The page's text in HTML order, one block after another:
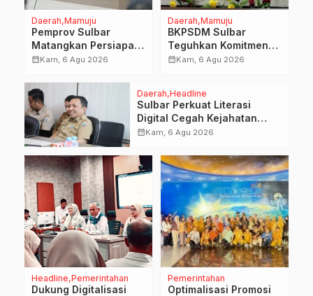
sebagai tindak lanjut
pelaksanaan Rapat
Penyusunan […]
Daerah Mamuju
Pemprov Sulbar
Matangkan Persiapan
HUT Ke-81 RI, Puncak
Ahmad Kirang
calendar_monthKam, 6 Agu 2026
Daerah Mamuju
BKPSDM Sulbar
Teguhkan Komitmen
Pengembangan
Penandatanganan
Perjanjian Tugas
Belajar 2026
calendar_monthKam, 6 Agu 2026
Daerah Headline
Sulbar Perkuat Literasi
Digital Cegah Kejahatan
Love Scamming
calendar_monthKam, 6 Agu 2026
Headline Pemerintahan
Dukung Digitalisasi
Pemerintahan
Optimalisasi Promosi